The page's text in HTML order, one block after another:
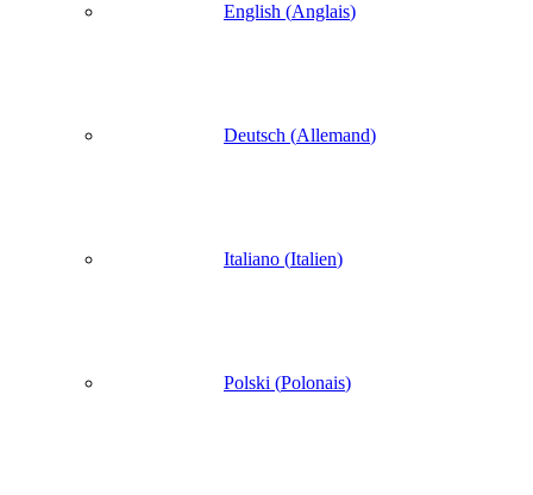
English (Anglais)
Deutsch (Allemand)
Italiano (Italien)
Polski (Polonais)